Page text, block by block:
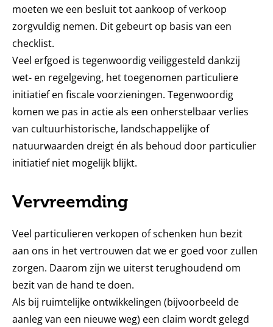
moeten we een besluit tot aankoop of verkoop
zorgvuldig nemen. Dit gebeurt op basis van een
checklist.
Veel erfgoed is tegenwoordig veiliggesteld dankzij
wet- en regelgeving, het toegenomen particuliere
initiatief en fiscale voorzieningen. Tegenwoordig
komen we pas in actie als een onherstelbaar verlies
van cultuurhistorische, landschappelijke of
natuurwaarden dreigt én als behoud door particulier
initiatief niet mogelijk blijkt.
Vervreemding
Veel particulieren verkopen of schenken hun bezit
aan ons in het vertrouwen dat we er goed voor zullen
zorgen. Daarom zijn we uiterst terughoudend om
bezit van de hand te doen.
Als bij ruimtelijke ontwikkelingen (bijvoorbeeld de
aanleg van een nieuwe weg) een claim wordt gelegd